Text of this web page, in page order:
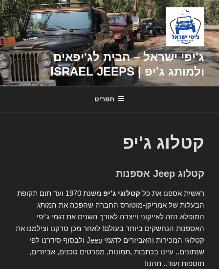
דילוג
לתוכן
ג'יפי ישראל – הבית לג'יפאים
ולמותג ג'יפ | ISRAEL JEEPS
תפריט
קטלוג ג'יפ
קטלוג Jeep אספנות
ראשית אספנו את כל קטלוגי ג'יפ
משנת 1970 ועד תום תקופת
הבעלות של אמריקן-מוטורס החברה שהפכה את המותג
המופלא הזה לאייקוני וייצרה לאורך השנים את דגמי ג'יפי
האספנות הנחשקים ביותר בעולם! לאחר מכן סרקנו וצילמנו את
קטלוגי המכירות והאביזרים לדגמי Jeep ולבסוף סידרנו לפי
שנתונים.. עיינו בכתבות ,תמונות, מפרטים טכנים, אביזרים,
תוספות ועוד.. תהנו!